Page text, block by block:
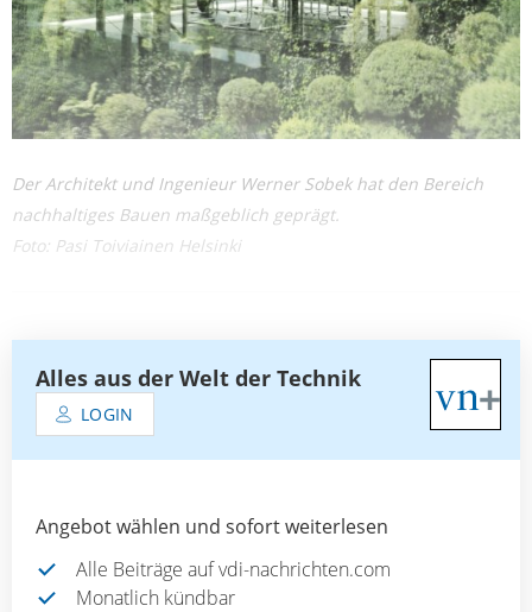
Der Architekt und Ingenieur Werner Sobek hat den Bereich
nachhaltiges Bauen maßgeblich geprägt.
Foto: Pasi Toiviainen Helsinki
Alles aus der Welt der Technik
LOGIN
Angebot wählen und sofort weiterlesen
Alle Beiträge auf vdi-nachrichten.com
Monatlich kündbar